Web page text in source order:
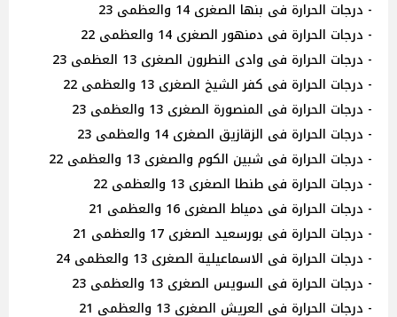
- درجات الحرارة فى بنها الصغرى 14 والعظمى 23
- درجات الحرارة فى دمنهور الصغرى 14 والعظمى 22
- درجات الحرارة فى وادى النطرون الصغرى 13 العظمى 23
- درجات الحرارة فى كفر الشيخ الصغرى 13 والعظمى 22
- درجات الحرارة فى المنصورة الصغرى 13 والعظمى 23
- درجات الحرارة فى الزقازيق الصغرى 14 والعظمى 23
- درجات الحرارة فى شبين الكوم والصغرى 13 والعظمى 22
- درجات الحرارة فى طنطا الصغرى 13 والعظمى 22
- درجات الحرارة فى دمياط الصغرى 16 والعظمى 21
- درجات الحرارة فى بورسعيد الصغرى 17 والعظمى 21
- درجات الحرارة فى الاسماعيلية الصغرى 13 والعظمى 24
- درجات الحرارة فى السويس الصغرى 13 والعظمى 23
- درجات الحرارة فى العريش الصغرى 13 والعظمى 21